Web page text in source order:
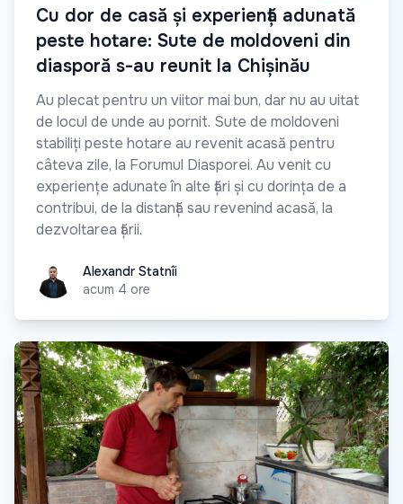
Cu dor de casă și experiență adunată
peste hotare: Sute de moldoveni din
diasporă s-au reunit la Chișinău
Au plecat pentru un viitor mai bun, dar nu au uitat
de locul de unde au pornit. Sute de moldoveni
stabiliți peste hotare au revenit acasă pentru
câteva zile, la Forumul Diasporei. Au venit cu
experiențe adunate în alte țări și cu dorința de a
contribui, de la distanță sau revenind acasă, la
dezvoltarea țării.
Alexandr Statnîi
Alexandr Statnîi
acum 4 ore